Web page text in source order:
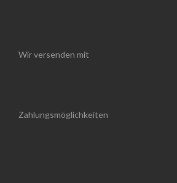
Wir versenden mit
Zahlungsmöglichkeiten